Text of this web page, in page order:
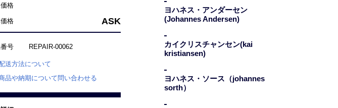
ヨハネス・アンダーセン
(Johannes Andersen)
カイクリスチャンセン(kai
kristiansen)
ヨハネス・ソース（johannes
sorth）